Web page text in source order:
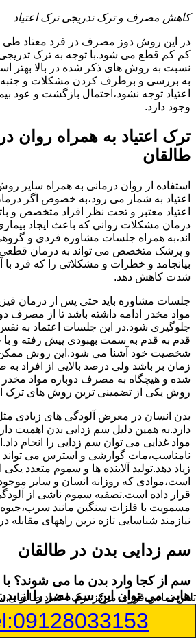
کاهش مصرف و ترک تدریجی ترک اعتیاد
در این روش دوز مصرف در فرد معتاد طی
کم کم قطع می شود.با توجه به ترک
نسبت به روش های ذکر شده در بالا بهتر
به بررسی و برطرف کردن مشکلات و جنبه
اعتیاد توجه نشود،احتمال بازگشت و عود
وجود دارد.
ترک اعتیاد به همراه روان
طالقان
استفاده از روان درمانی به همراه سایر
اعتیاد به شمار می رود،به خصوص اگر
اعتیاد معتبر و تحت نظر افراد متخصص و
درمان مشکلات روانی که باعث ایجاد
اند،به همراه جلسات مشاوره فردی و
و پزشک متخصص می تواند به درمان قطعی
بیانجامد و خطرات و مشکلاتی را که فرد با
شدت کاهش دهد.
جلسات مشاوره باید حتی پس از درمان
مواد مخدر ادامه داشته باشد تا از مصرف
جلوگیری شود.در این جلسات اعتماد به نفس
قدم به قدم به سمت بهبودی پیش رفته و با
شخصیت خود آشنا می شود.این روش
زمان بر باشد ولی درصد بالایی از افراد
شده و هیچگاه به مصرف دوباره مواد مخدر
روش یکی از تضمینی ترین روش های ترک
بدن انسان در معرض آلودگی های زیادی مثل
دارد.به همین دلیل سم زدایی بدن اهمیت
مواد غذایی می توان سم زدایی را انجام
نامناسب،مات گوارشی و استرس می تواند
زیاد دهد.تولید آلاینده ها و سموم متعدد
است،موادی که روزانه انسان و سایر
قرار داده است.تصفیه سموم ناشی از
مسمویت با فلزات سنگین مانند
نیازمند شناسایی تازه ترین راههای مقابله
سم زدایی بدن در طالقان
سم از کجا وارد بدن ما می شوند؟
هایی می توان این سم مضر را از
بطور کلی سم موجود در بدن به دو گروه
تلفن تماس فوریمرکز ترک اعتیاد